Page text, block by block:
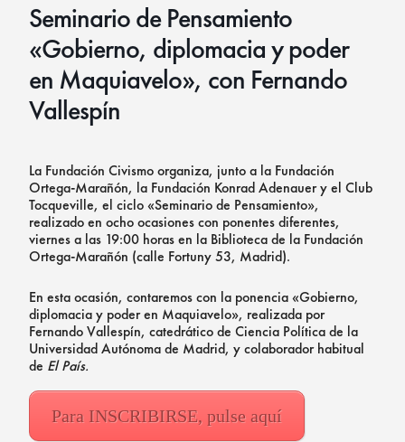
Seminario de Pensamiento
«Gobierno, diplomacia y poder
en Maquiavelo», con Fernando
Vallespín
La Fundación Civismo organiza, junto a la Fundación
Ortega-Marañón, la Fundación Konrad Adenauer y el Club
Tocqueville, el ciclo «Seminario de Pensamiento»,
realizado en ocho ocasiones con ponentes diferentes,
viernes a las 19:00 horas en la Biblioteca de la Fundación
Ortega-Marañón (calle Fortuny 53, Madrid).
En esta ocasión, contaremos con la ponencia «Gobierno,
diplomacia y poder en Maquiavelo», realizada por
Fernando Vallespín, catedrático de Ciencia Política de la
Universidad Autónoma de Madrid, y colaborador habitual
de El País.
Para INSCRIBIRSE, pulse aquí